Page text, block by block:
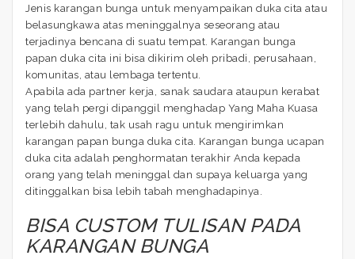
Jenis karangan bunga untuk menyampaikan duka cita atau
belasungkawa atas meninggalnya seseorang atau
terjadinya bencana di suatu tempat. Karangan bunga
papan duka cita ini bisa dikirim oleh pribadi, perusahaan,
komunitas, atau lembaga tertentu.
Apabila ada partner kerja, sanak saudara ataupun kerabat
yang telah pergi dipanggil menghadap Yang Maha Kuasa
terlebih dahulu, tak usah ragu untuk mengirimkan
karangan papan bunga duka cita. Karangan bunga ucapan
duka cita adalah penghormatan terakhir Anda kepada
orang yang telah meninggal dan supaya keluarga yang
ditinggalkan bisa lebih tabah menghadapinya.
BISA CUSTOM TULISAN PADA
KARANGAN BUNGA